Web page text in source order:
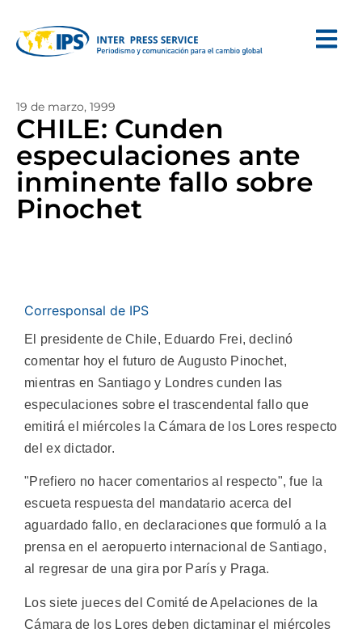
19 de marzo, 1999
CHILE: Cunden
especulaciones ante
inminente fallo sobre
Pinochet
Corresponsal de IPS
El presidente de Chile, Eduardo Frei, declinó
comentar hoy el futuro de Augusto Pinochet,
mientras en Santiago y Londres cunden las
especulaciones sobre el trascendental fallo que
emitirá el miércoles la Cámara de los Lores respecto
del ex dictador.
"Prefiero no hacer comentarios al respecto", fue la
escueta respuesta del mandatario acerca del
aguardado fallo, en declaraciones que formuló a la
prensa en el aeropuerto internacional de Santiago,
al regresar de una gira por París y Praga.
Los siete jueces del Comité de Apelaciones de la
Cámara de los Lores deben dictaminar el miércoles